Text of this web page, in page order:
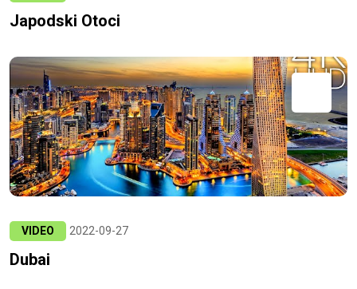
Japodski Otoci
VIDEO 2022-09-27
Dubai